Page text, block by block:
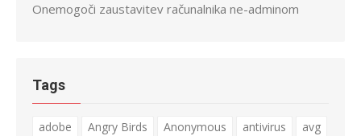
Onemogoči zaustavitev računalnika ne-adminom
Tags
adobe Angry Birds Anonymous antivirus
avg